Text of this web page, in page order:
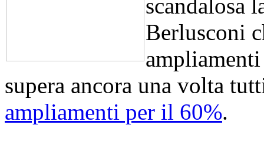
scandalosa
Berlusconi
supera ancora una volta
ampliamenti per il 60%.